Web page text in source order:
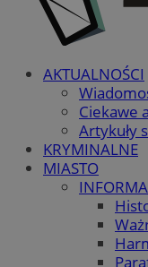
AKTUALNOŚCI
Ciekawe
Artykuły
KRYMINALNE
MIASTO